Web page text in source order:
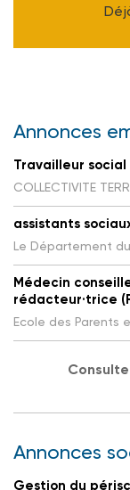
Annonces
Travailleur social
COLLECTIVITE
assistants
Le Département
Médecin
rédacteur·trice
Ecole des Parents
Annonces
Gestion du